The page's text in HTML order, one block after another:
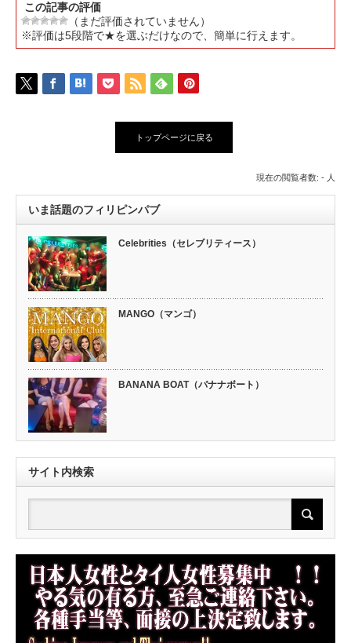
この記事の評価
（まだ評価されていません）
※評価は5段階で★を選ぶだけなので、簡単に行えます。
トップページに戻る
現在の閲覧者数: - 人
いま話題のフィリピンパブ
Celebrities（セレブリティース）
MANGO（マンゴ）
BANANA BOAT（バナナボート）
サイト内検索